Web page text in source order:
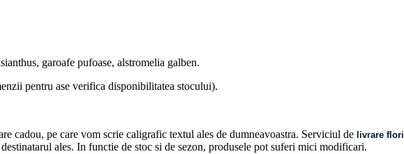
garoafe pufoase, alstromelia galben.
pentru ase verifica disponibilitatea stocului).
cadou, pe care vom scrie caligrafic textul ales de dumneavoastra. Serviciul de livrare flori
ales. In functie de stoc si de sezon, produsele pot suferi mici modificari.